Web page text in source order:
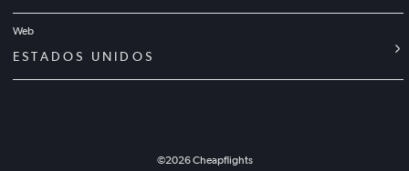
Web
ESTADOS UNIDOS
©2026Cheapflights